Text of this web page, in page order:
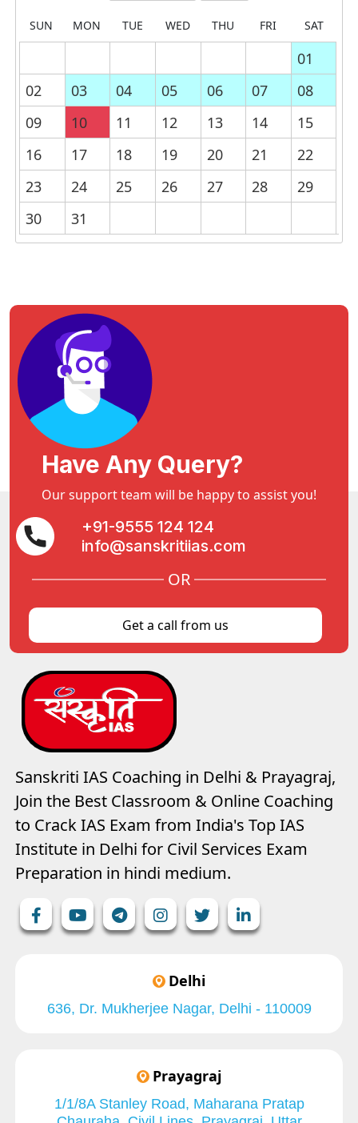
SUN MON TUE WED THU FRI SAT
01
02
03 04 05 06 07
08
09
10 11 12 13 14
15
16
17 18 19 20 21
22
23
24 25 26 27 28
29
30
31
Have Any Query?
Our support team will be happy to assist you!
+91-9555 124 124
info@sanskritiias.com
OR
Get a call from us
Sanskriti IAS Coaching in Delhi & Prayagraj,
Join the Best Classroom & Online Coaching
to Crack IAS Exam from India's Top IAS
Institute in Delhi for Civil Services Exam
Preparation in hindi medium.
Delhi
636, Dr. Mukherjee Nagar, Delhi - 110009
Prayagraj
1/1/8A Stanley Road, Maharana Pratap